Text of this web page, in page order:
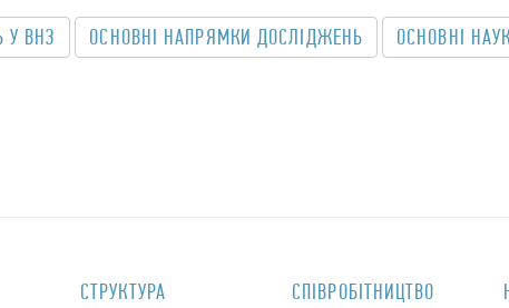
У ВНЗ OСНОВНІ НАПРЯМКИ ДОСЛІДЖЕНЬ ОСНОВНІ
СТРУКТУРА СПIВРОБIТНИЦТВО